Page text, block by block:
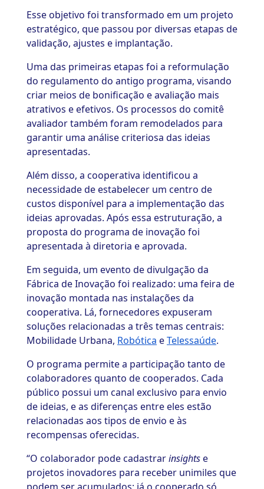
Esse objetivo foi transformado em um projeto
estratégico, que passou por diversas etapas de
validação, ajustes e implantação.
Uma das primeiras etapas foi a reformulação
do regulamento do antigo programa, visando
criar meios de bonificação e avaliação mais
atrativos e efetivos. Os processos do comitê
avaliador também foram remodelados para
garantir uma análise criteriosa das ideias
apresentadas.
Além disso, a cooperativa identificou a
necessidade de estabelecer um centro de
custos disponível para a implementação das
ideias aprovadas. Após essa estruturação, a
proposta do programa de inovação foi
apresentada à diretoria e aprovada.
Em seguida, um evento de divulgação da
Fábrica de Inovação foi realizado: uma feira de
inovação montada nas instalações da
cooperativa. Lá, fornecedores expuseram
soluções relacionadas a três temas centrais:
Mobilidade Urbana, Robótica eTelessaúde.
O programa permite a participação tanto de
colaboradores quanto de cooperados. Cada
público possui um canal exclusivo para envio
de ideias, e as diferenças entre eles estão
relacionadas aos tipos de envio e às
recompensas oferecidas.
“O colaborador pode cadastrarinsightse
projetos inovadores para receber unimiles que